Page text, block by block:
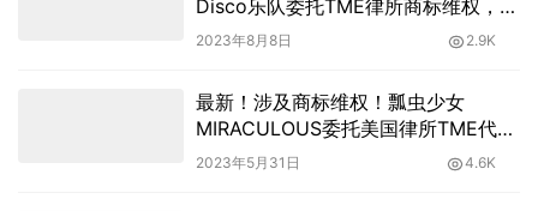
Disco乐队委托TME律所商标维权，速
查避雷！
2023年8月8日 2.9K
最新！涉及商标维权！瓢虫少女
MIRACULOUS委托美国律所TME代理
跨境侵权诉讼案
2023年5月31日 4.6K